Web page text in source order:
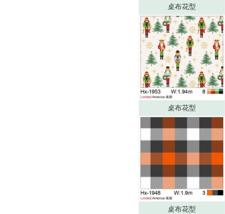
桌布花型
桌布花型
桌布花型